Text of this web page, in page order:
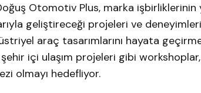
Otomotiv Plus, marka
geliştireceği projeleri ve
araç tasarımlarını hayata
şehir içi ulaşım projeleri gibi
olmayı hedefliyor.